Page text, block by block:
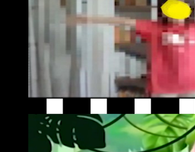
③ 위탁업무의 내용이나 수탁자가 변경될 경우
제5조(정보주체 및 법정대리인의 권리와 그 행사
① 정보주체는 회사에 대해 언제든지 다음 각 호
2. 오류 등이 있을 경우 정정 요구
4. 처리정지 요구
② 제1항에 따른 권리 행사는 회사에 대해 서면,
③ 정보주체가 개인정보의 오류 등에 대한 정정
④ 제1항에 따른 권리 행사는 정보주체의 법정대